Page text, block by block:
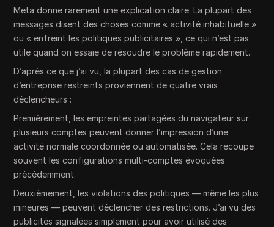
Meta donne rarement une explication claire. La plupart des
messages disent des choses comme « activité inhabituelle »
ou « enfreint les politiques publicitaires », ce qui n’est pas
utile quand on essaie de résoudre le problème rapidement.
D’après ce que j’ai vu, la plupart des cas de gestion
d’entreprise restreints proviennent de quatre vrais
déclencheurs :
Premièrement, les empreintes partagées du navigateur sur
plusieurs comptes peuvent donner l’impression d’une
activité normale coordonnée ou automatisée. Cela recoupe
souvent les configurations multi-comptes évoquées
précédemment.
Deuxièmement, les violations des politiques — même les plus
mineures — peuvent déclencher des restrictions. J’ai vu des
publicités signalées simplement pour avoir utilisé des